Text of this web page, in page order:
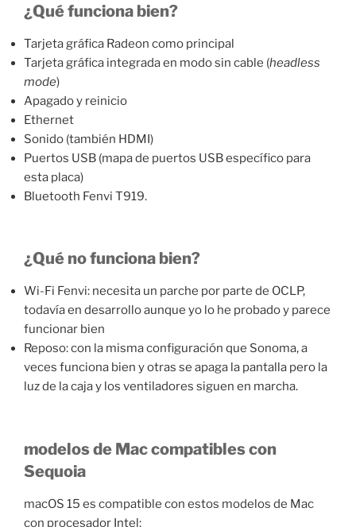
¿Qué funciona bien?
Tarjeta gráfica Radeon como principal
Tarjeta gráfica integrada en modo sin cable (headless
mode)
Apagado y reinicio
Ethernet
Sonido (también HDMI)
Puertos USB (mapa de puertos USB específico para
esta placa)
Bluetooth Fenvi T919.
¿Qué no funciona bien?
Wi-Fi Fenvi: necesita un parche por parte de OCLP,
todavía en desarrollo aunque yo lo he probado y parece
funcionar bien
Reposo: con la misma configuración que Sonoma, a
veces funciona bien y otras se apaga la pantalla pero la
luz de la caja y los ventiladores siguen en marcha.
modelos de Mac compatibles con
Sequoia
macOS 15 es compatible con estos modelos de Mac
con procesador Intel: